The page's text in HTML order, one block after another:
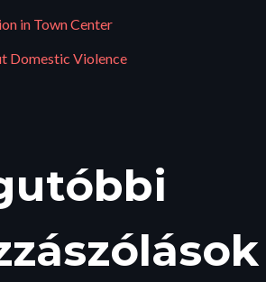
in Town Center
Domestic Violence